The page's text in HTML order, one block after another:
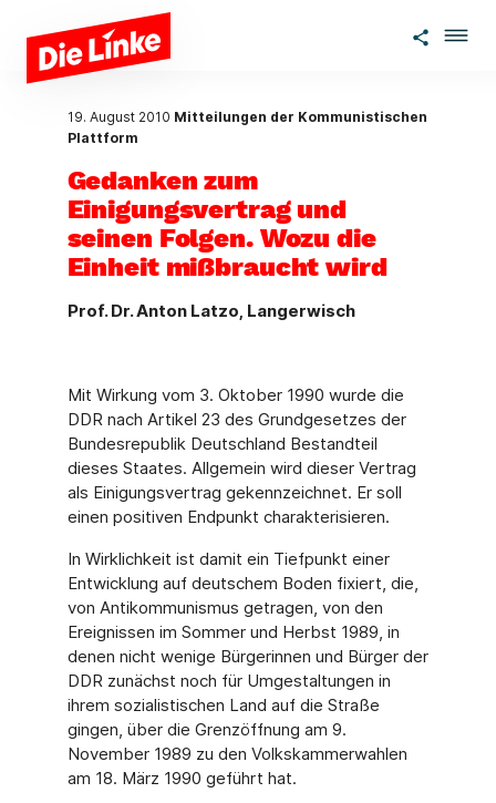
Zum Hauptinhalt springen
19. August 2010 Mitteilungen der Kommunistischen
Plattform
Gedanken zum
Einigungsvertrag und
seinen Folgen. Wozu die
Einheit mißbraucht wird
Prof. Dr. Anton Latzo, Langerwisch
Mit Wirkung vom 3. Oktober 1990 wurde die
DDR nach Artikel 23 des Grundgesetzes der
Bundesrepublik Deutschland Bestandteil
dieses Staates. Allgemein wird dieser Vertrag
als Einigungsvertrag gekennzeichnet. Er soll
einen positiven Endpunkt charakterisieren.
In Wirklichkeit ist damit ein Tiefpunkt einer
Entwicklung auf deutschem Boden fixiert, die,
von Antikommunismus getragen, von den
Ereignissen im Sommer und Herbst 1989, in
denen nicht wenige Bürgerinnen und Bürger der
DDR zunächst noch für Umgestaltungen in
ihrem sozialistischen Land auf die Straße
gingen, über die Grenzöffnung am 9.
November 1989 zu den Volkskammerwahlen
am 18. März 1990 geführt hat.